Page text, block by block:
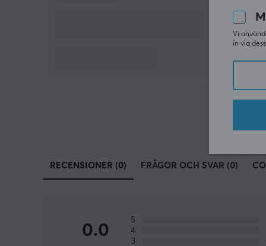
RECENSIONER (0) FRÅGOR OCH SVAR (0)
0.0
5
4
3
Vi
in via